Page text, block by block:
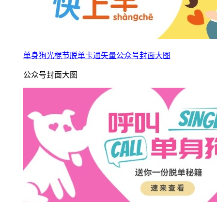
单身狗光棍节脱单卡通矢量公众号封面大图
公众号封面大图